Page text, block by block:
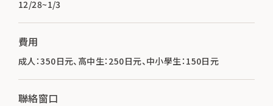
12/28~1/3
費用
成人：350日元、高中生：250日元、中小學生：150日元
聯絡窗口